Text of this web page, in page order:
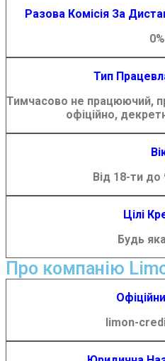
Разова Комісія За
Тип
Тимчасово не працюючий,
офіційно,
Від 18-ти до
Цілі
Будь
Про компанію
limon-